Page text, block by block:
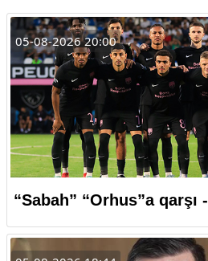
05-08-2026 20:00
“Sabah” “Orhus”a qarşı -